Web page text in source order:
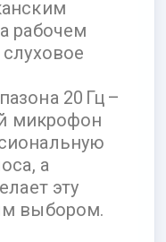
рабочем
20 Гц –
микрофон
а
эту
выбором.